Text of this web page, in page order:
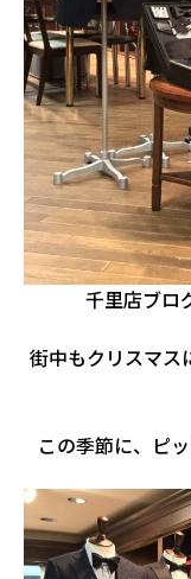
千里店ブロ
街中もクリスマス
この季節に、ピ